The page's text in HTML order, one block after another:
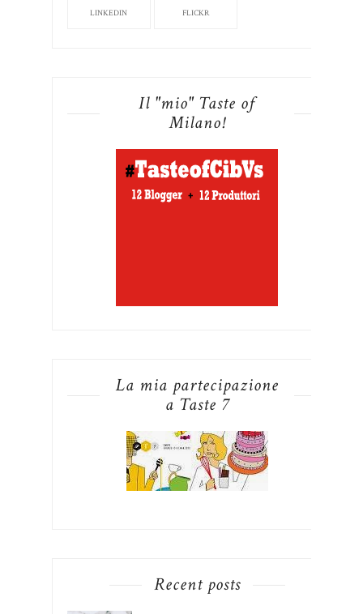
LINKEDIN FLICKR
Il "mio" Taste of
Milano!
La mia partecipazione
a Taste 7
Recent posts